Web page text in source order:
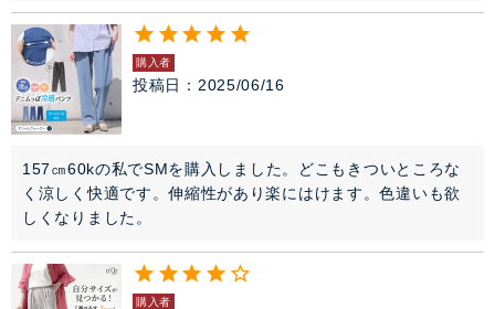
購入者
投稿日 2025/06/16
157㎝60kの私でSMを購入しました。どこもきついところな
く涼しく快適です。伸縮性があり楽にはけます。色違いも欲
しくなりました。
購入者